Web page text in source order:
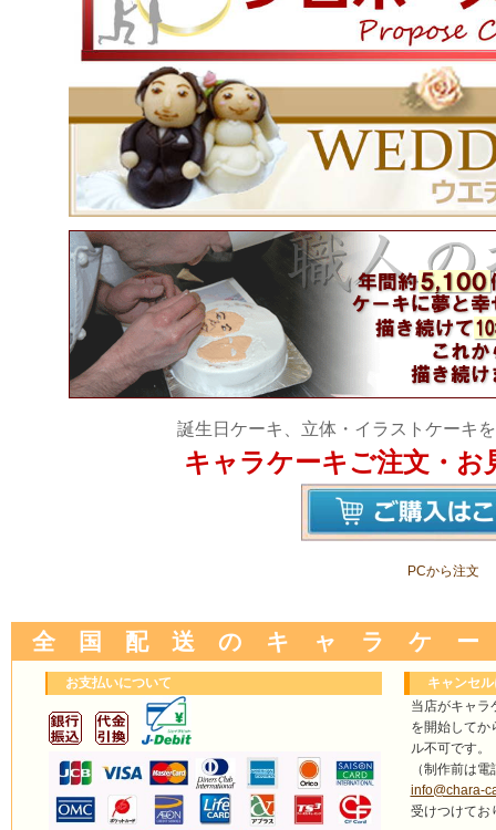
誕生日ケーキ、立体・イラストケーキ
キャラケーキご注文・お
PCから注文
全 国 配 送 の キ ャ ラ ケ
お支払いについて
キャンセル
当店がキャラ
を開始してか
ル不可です。
（制作前は
info@chara-
受けつけてお